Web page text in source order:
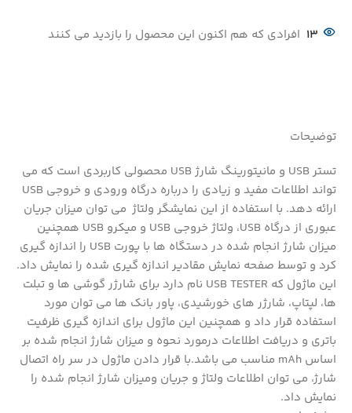
13 افرادی که هم اکنون این محصول را بازدید می کنند
توضیحات
تستر USB و مانیتورینگ شارژ USB محصولی کاربردی است که می
تواند اطلاعات مفید و زیادی را درباره درگاه ورودی و خروجی USB
ارائه دهد. با استفاده از این نمایشگر ولتاژ می توان میزان جریان
عبوری از درگاه USB، ولتاژ خروجی USB و میکرو USB همچنین
میزان شارژ انجام شده در دستگاه ها با پورت USB را اندازه گیری
کرد و توسط صفحه نمایش مقادیر اندازه گیری شده را نمایش داد.
این ماژول که USB TESTER نام دارد برای شارژر گوشی ها و تبلت
ها، لپتاپ، شارژر های خورشیدی، پاور بانک ها می توان مورد
استفاده قرار داد و همچنین این ماژول برای اندازه گیری ظرفیت
باتری و دریافت اطلاعات درمورد نحوه و میزان شارژ انجام شده بر
اساس mAh مناسب می باشد.با قرار دادن ماژول در سر راه اتصال
شارژ، می توان اطلاعات ولتاژ و جریان ومیزان شارژ انجام شده را
نمایش داد.